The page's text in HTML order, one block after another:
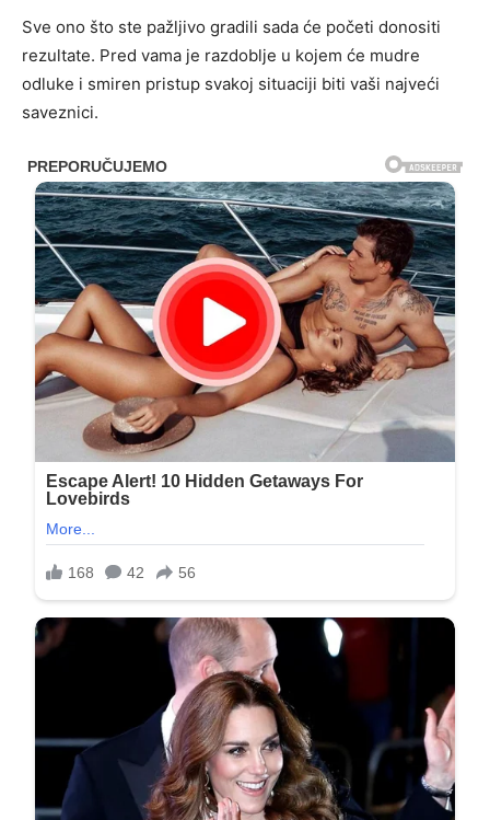
Sve ono što ste pažljivo gradili sada će početi donositi
rezultate. Pred vama je razdoblje u kojem će mudre
odluke i smiren pristup svakoj situaciji biti vaši najveći
saveznici.